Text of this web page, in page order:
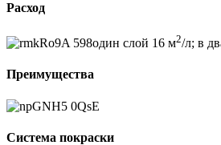
Расход
один слой 16 м2/л; в
Преимущества
Система покраски